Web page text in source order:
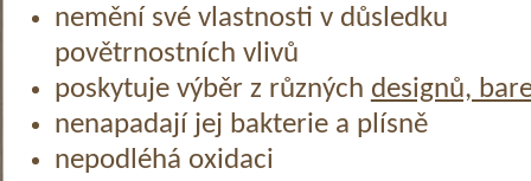
nemění své vlastnosti v důsledku
povětrnostních vlivů
poskytuje výběr z různých designů,
nenapadají jej bakterie a plísně
nepodléhá oxidaci